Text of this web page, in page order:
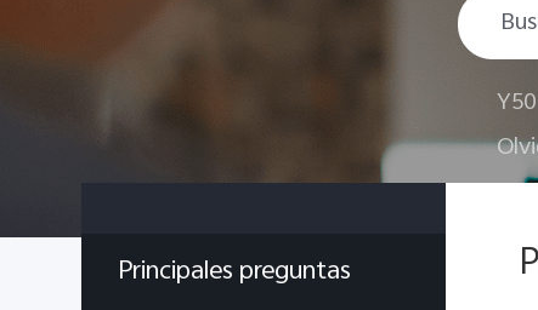
Y50
Principales preguntas